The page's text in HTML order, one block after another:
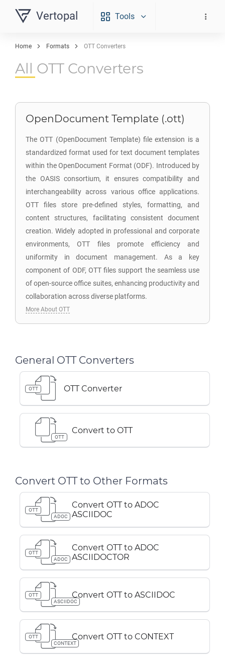
Vertopal Tools
Home Formats OTT Converters
All OTT Converters
OpenDocument Template (.ott)
The OTT (OpenDocument Template) file extension is a
standardized format used for text document templates
within the OpenDocument Format (ODF). Introduced by
the OASIS consortium, it ensures compatibility and
interchangeability across various office applications.
OTT files store pre-defined styles, formatting, and
content structures, facilitating consistent document
creation. Widely adopted in professional and corporate
environments, OTT files promote efficiency and
uniformity in document management. As a key
component of ODF, OTT files support the seamless use
of open-source office suites, enhancing productivity and
collaboration across diverse platforms.
More About OTT
General OTT Converters
OTT OTT Converter
OTT
Convert to OTT
Convert OTT to Other Formats
OTT
ADOC
Convert OTT to ADOC
ASCIIDOC
OTT
ADOC
Convert OTT to ADOC
ASCIIDOCTOR
OTT
ASCIIDOC
Convert OTT to ASCIIDOC
OTT
CONTEXT
Convert OTT to CONTEXT